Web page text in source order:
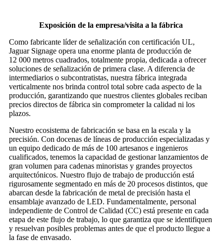
Exposición de la empresa/visita a la fábrica
Como fabricante líder de señalización con certificación UL,
Jaguar Signage opera una enorme planta de producción de
12 000 metros cuadrados, totalmente propia, dedicada a ofrecer
soluciones de señalización de primera clase. A diferencia de
intermediarios o subcontratistas, nuestra fábrica integrada
verticalmente nos brinda control total sobre cada aspecto de la
producción, garantizando que nuestros clientes globales reciban
precios directos de fábrica sin comprometer la calidad ni los
plazos.
Nuestro ecosistema de fabricación se basa en la escala y la
precisión. Con docenas de líneas de producción especializadas y
un equipo dedicado de más de 100 artesanos e ingenieros
cualificados, tenemos la capacidad de gestionar lanzamientos de
gran volumen para cadenas minoristas y grandes proyectos
arquitectónicos. Nuestro flujo de trabajo de producción está
rigurosamente segmentado en más de 20 procesos distintos, que
abarcan desde la fabricación de metal de precisión hasta el
ensamblaje avanzado de LED. Fundamentalmente, personal
independiente de Control de Calidad (CC) está presente en cada
etapa de este flujo de trabajo, lo que garantiza que se identifiquen
y resuelvan posibles problemas antes de que el producto llegue a
la fase de envasado.